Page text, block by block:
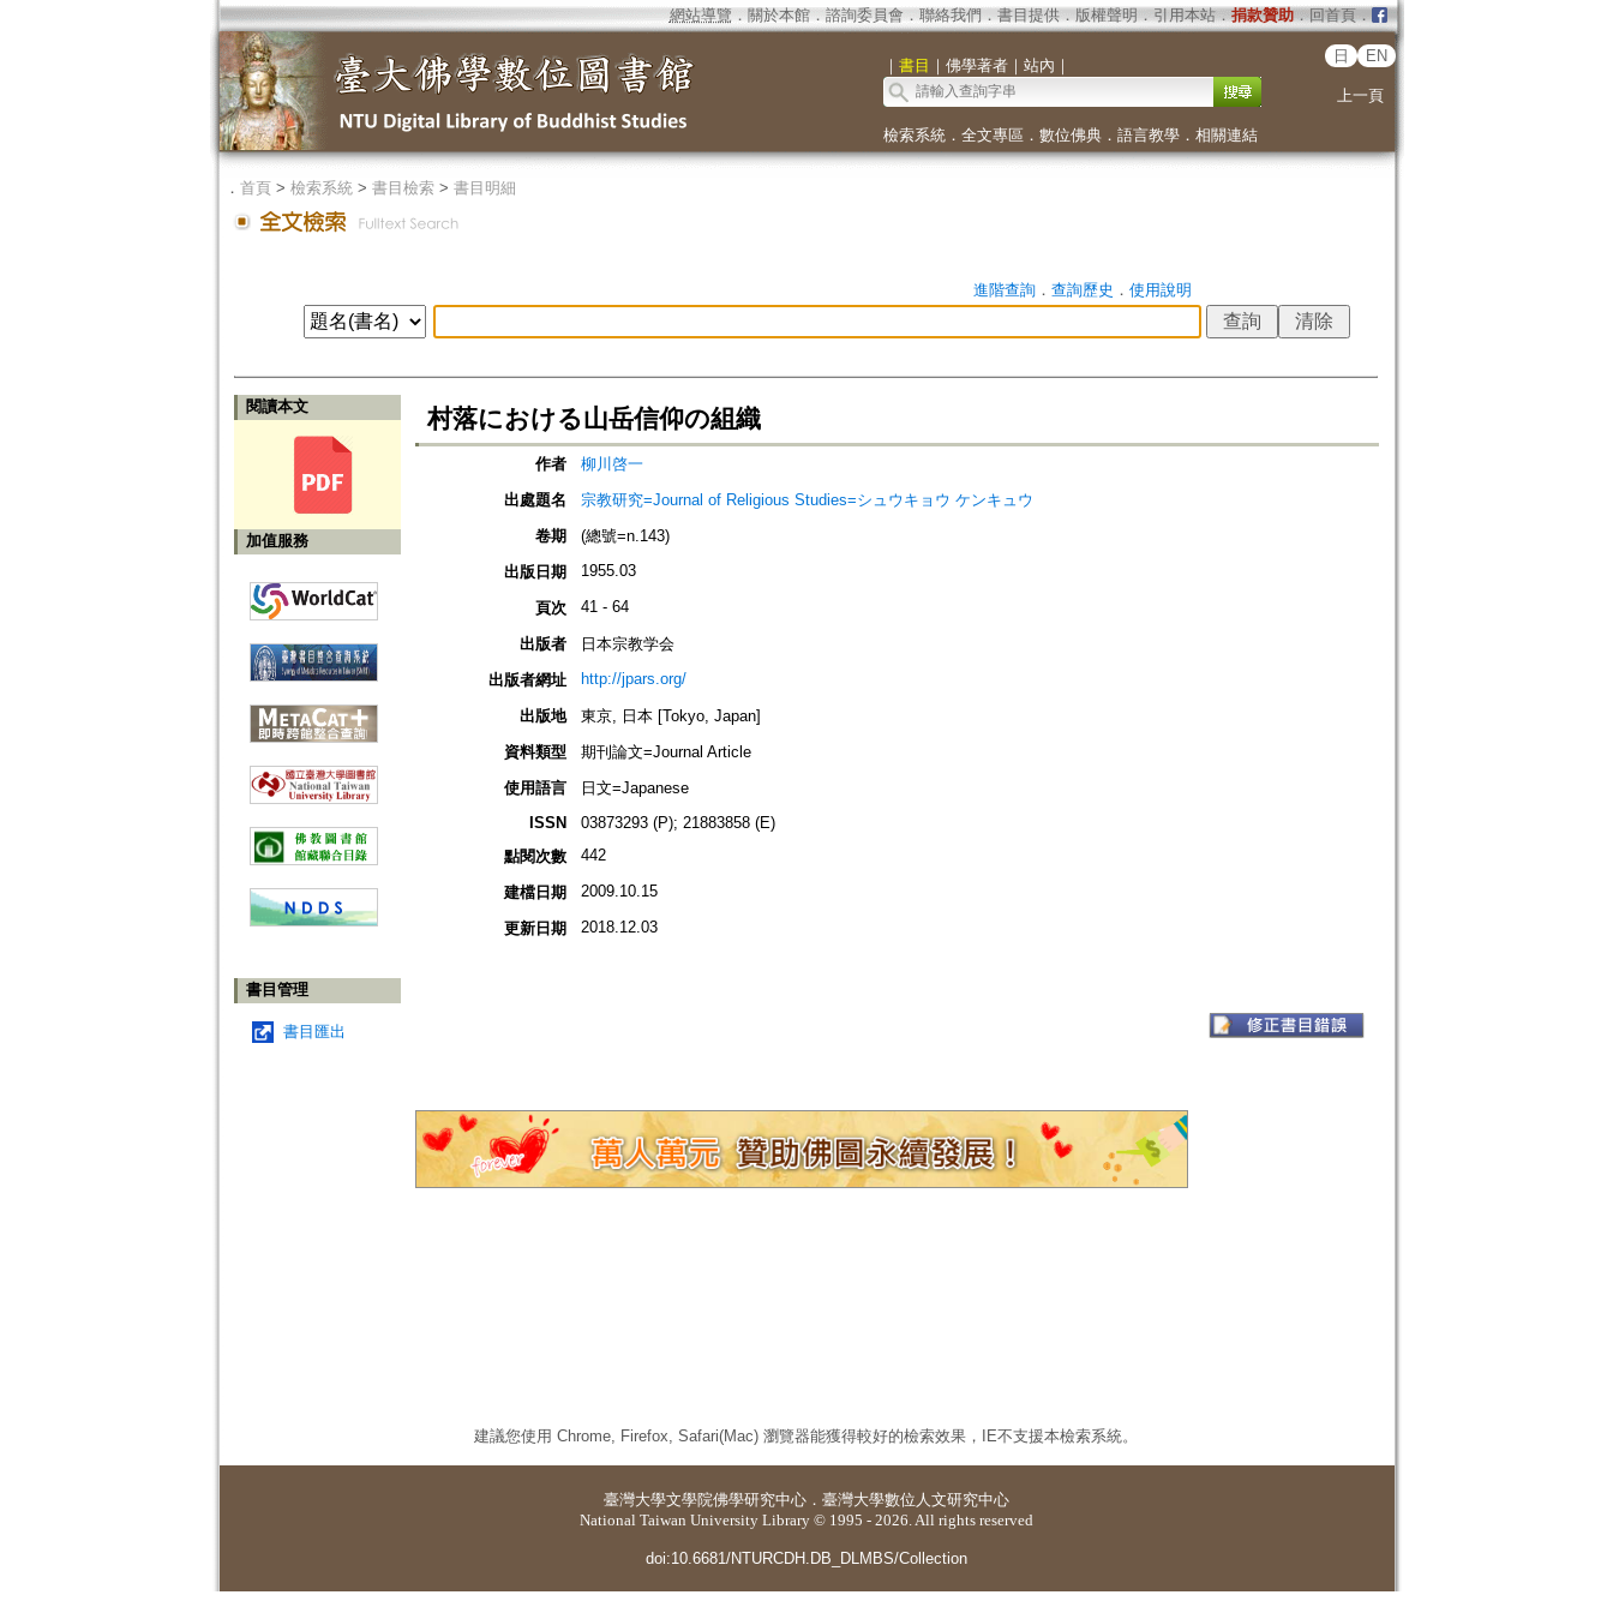
網站導覽 ． 關於本館． 諮詢委員會． 聯絡我們 ． 書目提供． 版權聲明 ． 引用本站． 捐款贊助．回首頁．
｜ 書目 ｜ 佛學著者｜ 站內 ｜
日 EN
上一頁
檢索系統． 全文專區 ． 數位佛典． 語言教學． 相關連結
． 首頁> 檢索系統> 書目檢索> 書目明細
進階查詢． 查詢歷史 ． 使用說明
閱讀本文
加值服務
書目管理
書目匯出
村落における山岳信仰の組織
作者
柳川啓一
出處題名
宗教研究=Journal of Religious Studies=シュウキョウ ケンキュウ
卷期
(總號=n.143)
出版日期
1955.03
頁次 41 - 64
出版者
日本宗教学会
出版者網址
http://jpars.org/
出版地
東京, 日本 [Tokyo, Japan]
資料類型
期刊論文=Journal Article
使用語言
日文=Japanese
ISSN
03873293 (P); 21883858 (E)
點閱次數
442
建檔日期 2009.10.15
更新日期 2018.12.03
建議您使用 Chrome, Firefox, Safari(Mac) 瀏覽器能獲得較好的檢索效果，IE不支援本檢索系統。
臺灣大學文學院佛學研究中心 ． 臺灣大學數位人文研究中心
National Taiwan University Library © 1995 - 2026. All rights reserved
doi:10.6681/NTURCDH.DB_DLMBS/Collection